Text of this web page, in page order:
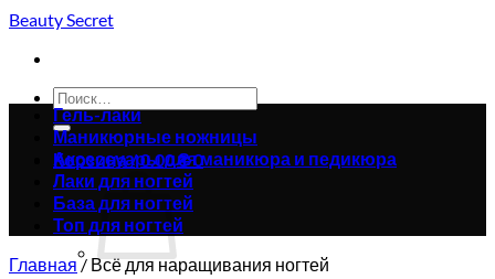
Skip
content
Beauty Secret
Искать:
Корзина /0.00₴0
Гель-лаки
Маникюрные ножницы
Аксессуары для маникюра и педикюра
Лаки для ногтей
База для ногтей
Топ для ногтей
Главная / Всё для наращивания ногтей